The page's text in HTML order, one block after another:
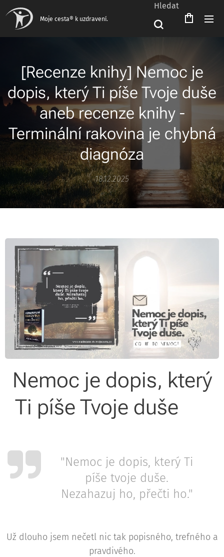
Moje cesta® k uzdravení.
Hledat
[Recenze knihy] Nemoc je
dopis, který Ti píše Tvoje duše
aneb recenze knihy -
Terminální rakovina je chybná
diagnóza
18.12.2025
Čeština‎
Nemoc je dopis, který
Ti píše Tvoje duše ✍️
"Nemoc je dopis, který Ti
píše tvoje duše.
Nezahazuj ho, přečti ho."
Už dlouho jsem nečetl nic tak popisného, trefného a
pravdivého.